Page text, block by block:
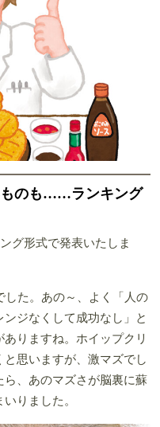
ものも……ランキング
グ形式で発表いたしま
した。あの～、よく「人の
ジなくして成功なし」と
りますね。ホイップクリ
思いますが、激マズでし
、あのマズさが脳裏に蘇
りました。